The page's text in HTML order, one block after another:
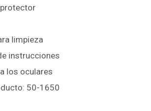
protector
limpieza
instrucciones
los oculares
50-1650